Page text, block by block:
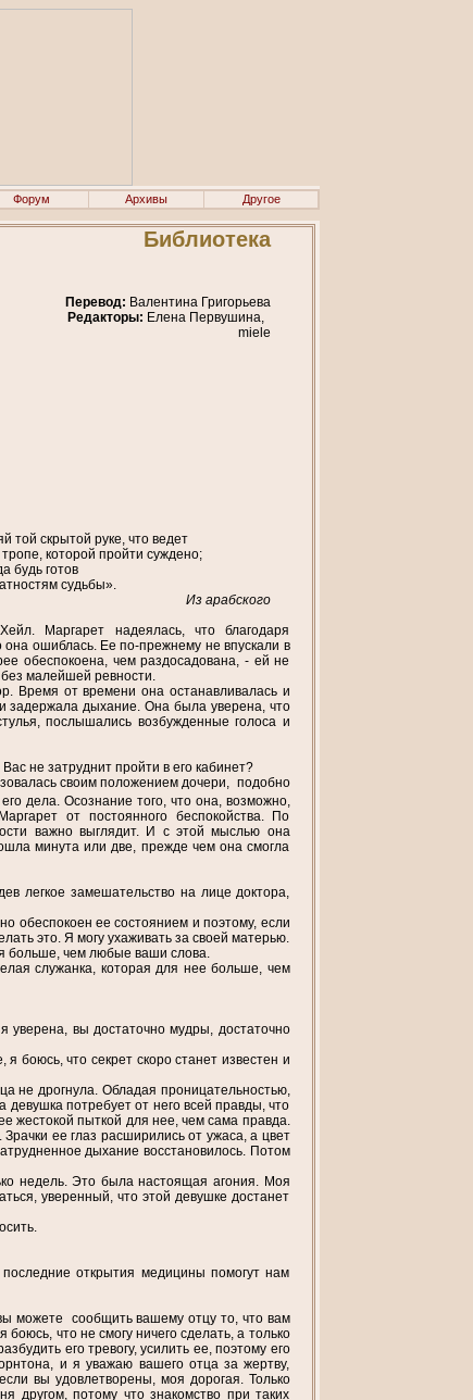
Форум Архивы Другое
Библиотека
Перевод: Валентина Григорьева
Редакторы: Елена Первушина,
miele
той скрытой руке, что ведет
которой пройти суждено;
будь готов
судьбы».
Из арабского
Маргарет надеялась, что благодаря
ошиблась. Ее по-прежнему не впускали в
обеспокоена, чем раздосадована, - ей не
малейшей ревности.
Время от времени она останавливалась и
задержала дыхание. Она была уверена, что
послышались возбужденные голоса и
не затруднит пройти в его кабинет?
своим положением дочери, подобно
дела. Осознание того, что она, возможно,
от постоянного беспокойства. По
важно выглядит. И с этой мыслью она
минута или две, прежде чем она смогла
легкое замешательство на лице доктора,
обеспокоен ее состоянием и поэтому, если
это. Я могу ухаживать за своей матерью.
больше, чем любые ваши слова.
служанка, которая для нее больше, чем
уверена, вы достаточно мудры, достаточно
что секрет скоро станет известен и
не дрогнула. Обладая проницательностью,
девушка потребует от него всей правды, что
жестокой пыткой для нее, чем сама правда.
ее глаз расширились от ужаса, а цвет
дыхание восстановилось. Потом
недель. Это была настоящая агония. Моя
уверенный, что этой девушке достанет
открытия медицины помогут нам
можете сообщить вашему отцу то, что вам
что не смогу ничего сделать, а только
его тревогу, усилить ее, поэтому его
и я уважаю вашего отца за жертву,
вы удовлетворены, моя дорогая. Только
другом, потому что знакомство при таких